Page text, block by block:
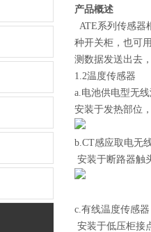
产品概述
ATE系列传感器
种开关柜，也可
测数据发送出去
1.2温度传感器
a.电池供电型无
安装于发热部位
b.CT感应取电无
安装于断路器触
c.有线温度传感器
安装于低压柜接